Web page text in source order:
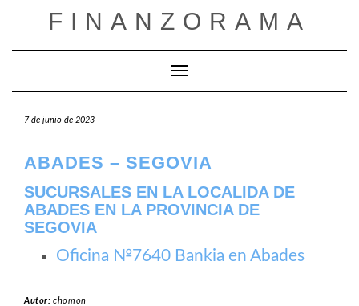
FINANZORAMA
Cambiar modo de navegación
7 de junio de 2023
ABADES – SEGOVIA
SUCURSALES EN LA LOCALIDA DE
ABADES EN LA PROVINCIA DE
SEGOVIA
Oficina №7640 Bankia en Abades
Autor:chomon